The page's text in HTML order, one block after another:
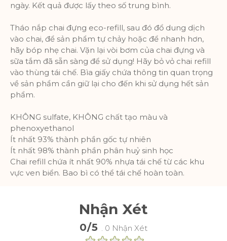
ngày. Kết quả được lấy theo số trung bình.
Tháo nắp chai đựng eco-refill, sau đó đổ dung dịch
vào chai, để sản phẩm tự chảy hoặc để nhanh hơn,
hãy bóp nhẹ chai. Vặn lại vòi bơm của chai đựng và
sữa tắm đã sẵn sàng để sử dụng! Hãy bỏ vỏ chai refill
vào thùng tái chế. Bìa giấy chứa thông tin quan trọng
về sản phẩm cần giữ lại cho đến khi sử dụng hết sản
phẩm.
KHÔNG sulfate, KHÔNG chất tạo màu và
phenoxyethanol
Ít nhất 93% thành phần gốc tự nhiên
Ít nhất 98% thành phần phân huỷ sinh học
Chai refill chứa ít nhất 90% nhựa tái chế từ các khu
vực ven biển. Bao bì có thể tái chế hoàn toàn.
Nhận Xét
0/5 . 0 Nhận Xét